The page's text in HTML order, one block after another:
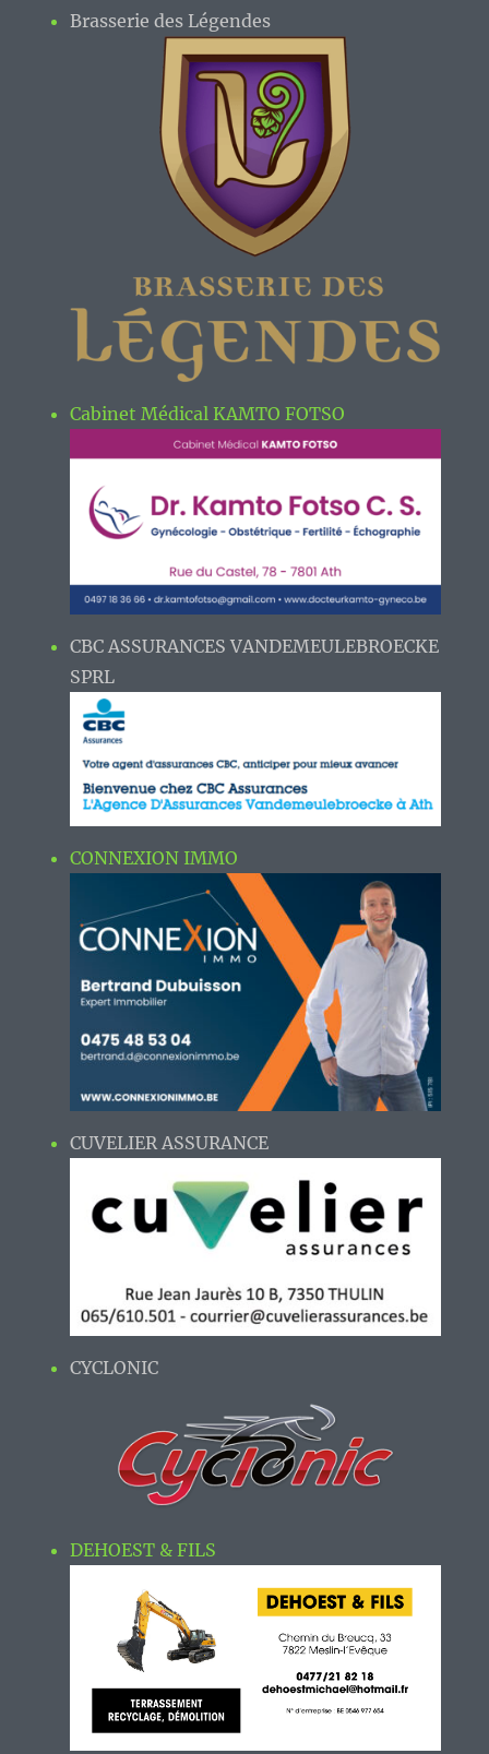
Brasserie des Légendes
Cabinet Médical KAMTO FOTSO
CBC ASSURANCES VANDEMEULEBROECKE
SPRL
CONNEXION IMMO
CUVELIER ASSURANCE
CYCLONIC
DEHOEST & FILS